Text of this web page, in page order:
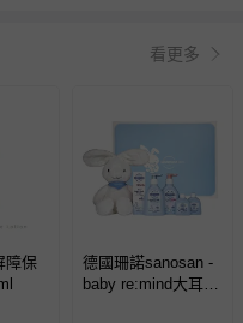
看更多
障保
德國珊諾sanosan -
baby re:mind大耳兔